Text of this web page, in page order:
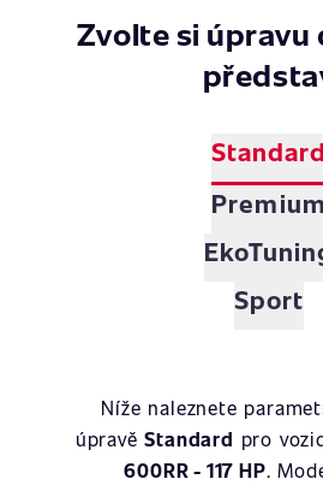
Zvolte si úpravu
Standard
Premium
Sport
Níže naleznete
úpravěStandard pro
600RR - 117 HP.